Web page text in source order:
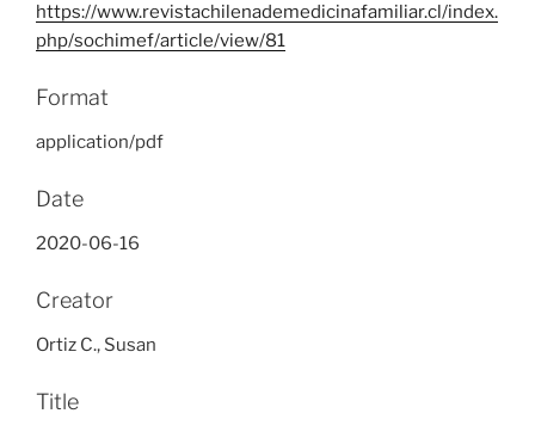
https://www.revistachilenademedicinafamiliar.cl/index.
php/sochimef/article/view/81
Format
application/pdf
Date
2020-06-16
Creator
Ortiz C., Susan
Title